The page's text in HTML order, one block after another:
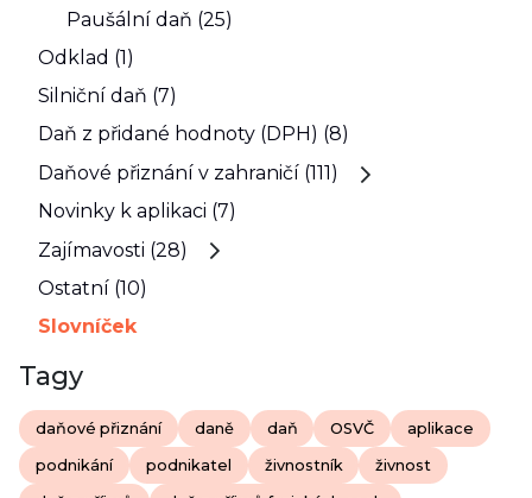
Paušální daň (25)
Odklad (1)
Silniční daň (7)
Daň z přidané hodnoty (DPH) (8)
Daňové přiznání v zahraničí (111)
Novinky k aplikaci (7)
Zajímavosti (28)
Ostatní (10)
Slovníček
Tagy
daňové přiznání daně daň OSVČ aplikace
podnikání podnikatel živnostník živnost